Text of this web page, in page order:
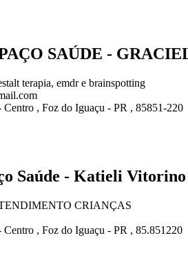
SAÚDE -
terapia, emdr e brainspotting
Centro , Foz do Iguaçu - PR , 85851-220
Saúde - Katieli Vitorino
CRIANÇAS
Centro , Foz do Iguaçu - PR , 85.851220